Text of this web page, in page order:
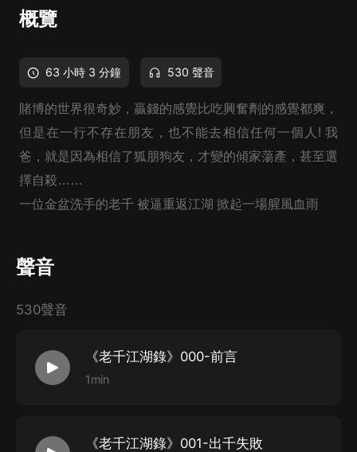
概覽
63 小時 3 分鐘 530 聲音
賭博的世界很奇妙，贏錢的感覺比吃興奮劑的感覺都爽，
但是在一行不存在朋友，也不能去相信任何一個人! 我
爸，就是因為相信了狐朋狗友，才變的傾家蕩產，甚至選
擇自殺……
一位金盆洗手的老千 被逼重返江湖 掀起一場腥風血雨
聲音
530聲音
《老千江湖錄》000-前言
1min
《老千江湖錄》001-出千失敗